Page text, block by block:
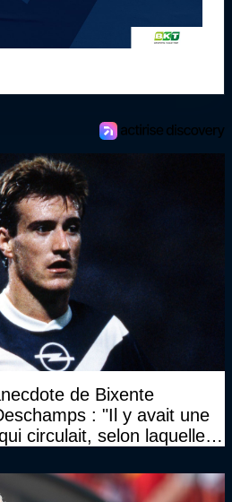
de Bixente
: "Il y avait une
circulait, selon laquelle il